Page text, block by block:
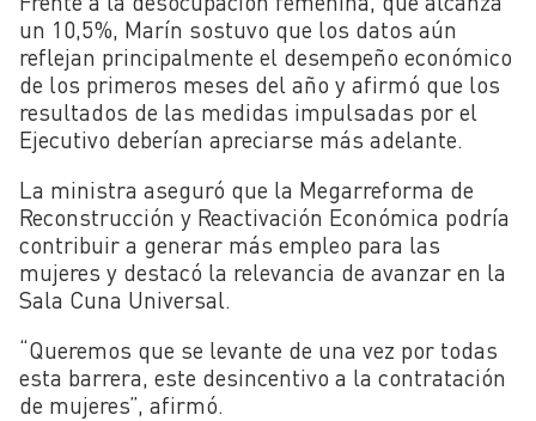
un 10,5%, Marín sostuvo que los datos aún
reflejan principalmente el desempeño económico
de los primeros meses del año y afirmó que los
resultados de las medidas impulsadas por el
Ejecutivo deberían apreciarse más adelante.
La ministra aseguró que la Megarreforma de
Reconstrucción y Reactivación Económica podría
contribuir a generar más empleo para las
mujeres y destacó la relevancia de avanzar en la
Sala Cuna Universal.
“Queremos que se levante de una vez por todas
esta barrera, este desincentivo a la contratación
de mujeres”, afirmó.